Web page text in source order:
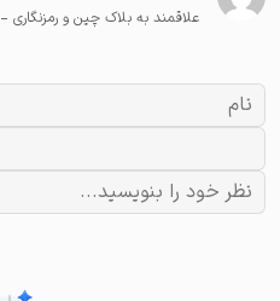
علاقمند به بلاک چین و رمزنگاری -